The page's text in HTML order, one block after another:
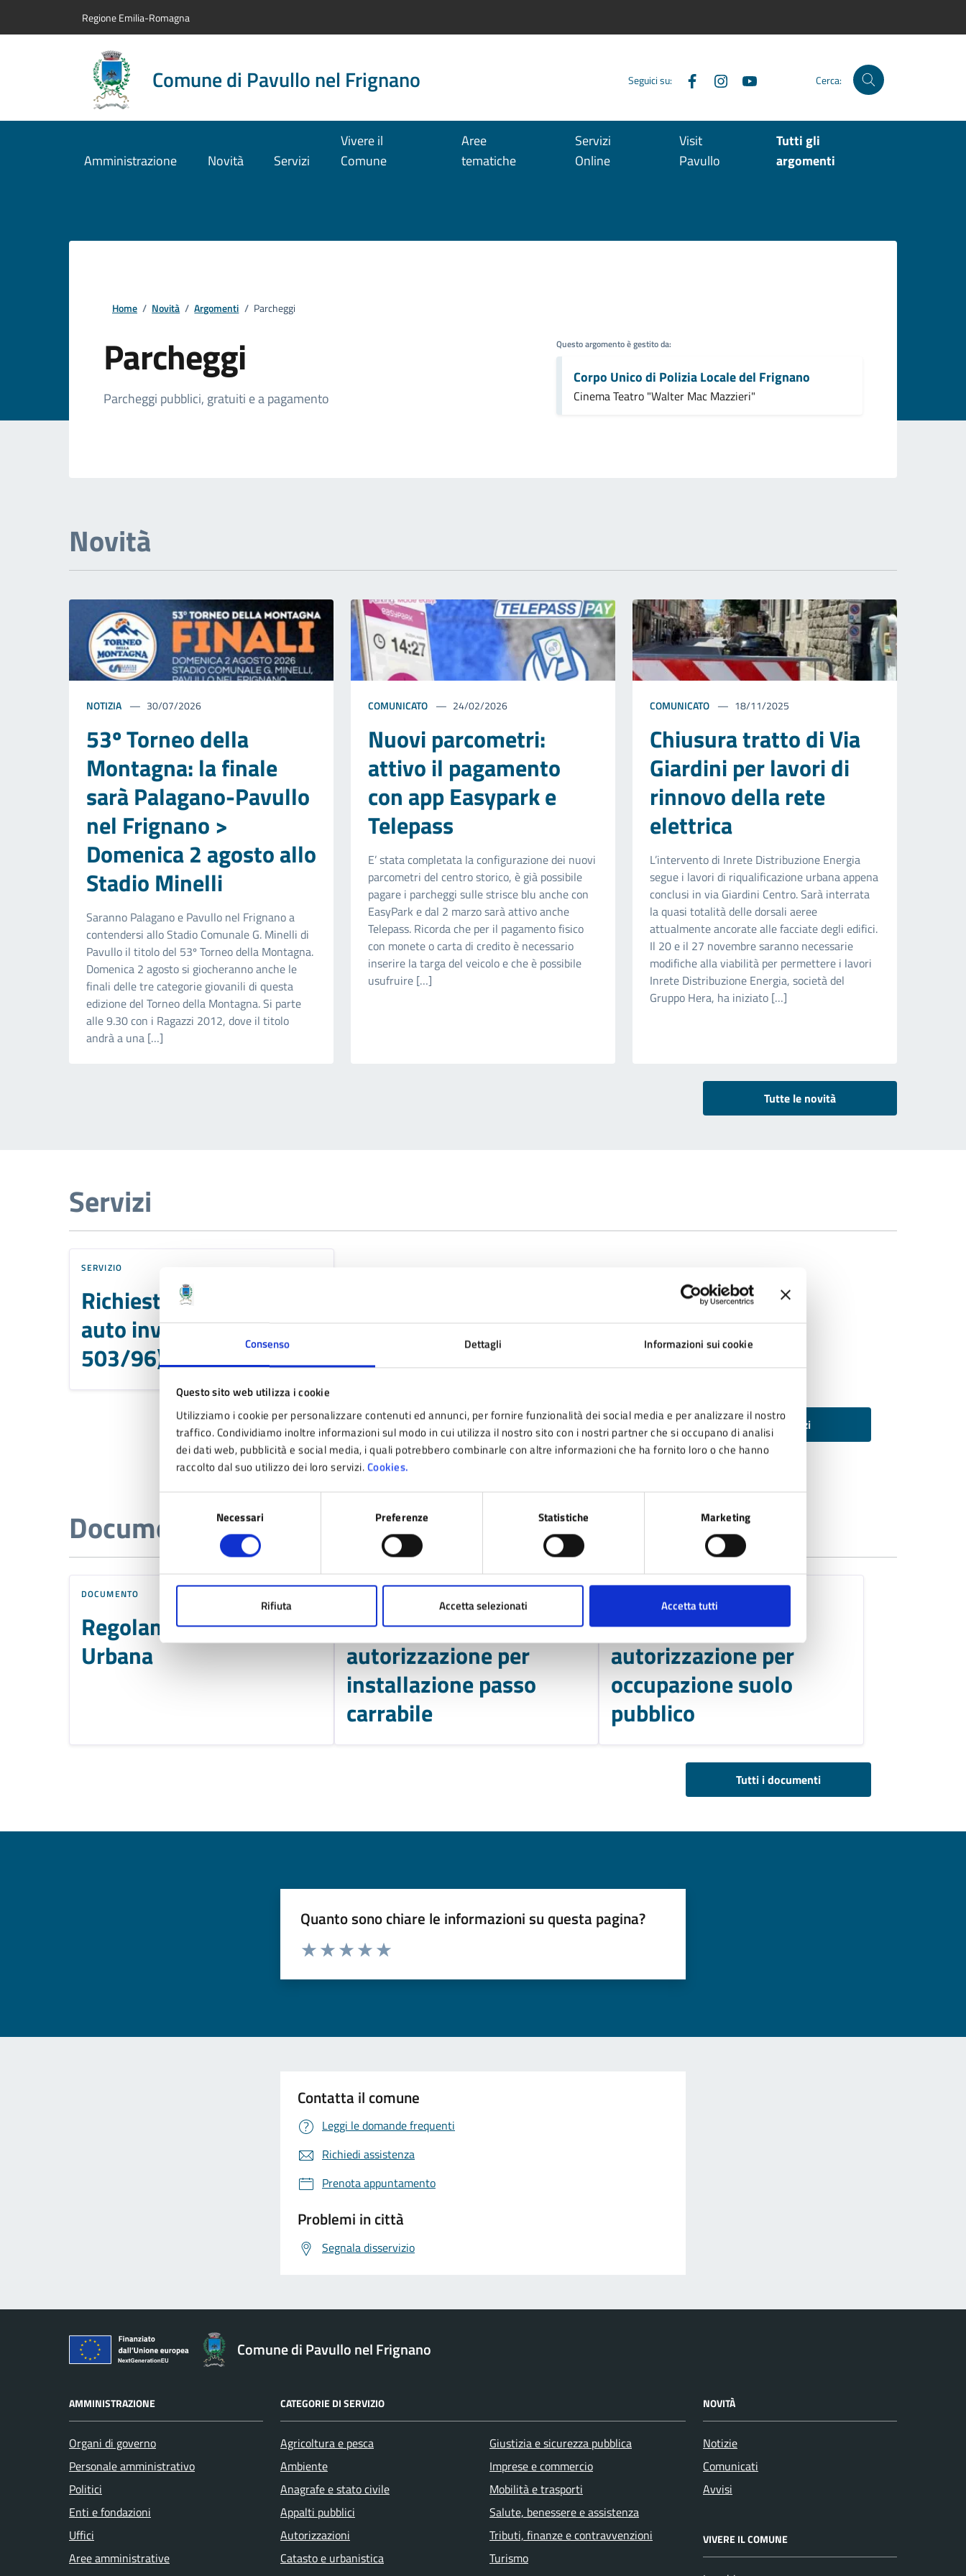
Consenso Dettagli Informazioni sui cookie
Questo sito web utilizza i cookie
Utilizziamo i cookie per personalizzare contenuti ed annunci, per fornire funzionalità dei social media e per analizzare il nostro
traffico. Condividiamo inoltre informazioni sul modo in cui utilizza il nostro sito con i nostri partner che si occupano di analisi
dei dati web, pubblicità e social media, i quali potrebbero combinarle con altre informazioni che ha fornito loro o che hanno
raccolto dal suo utilizzo dei loro servizi.Cookies.
consenso
Necessari Preferenze Statistiche Marketing
Rifiuta Accetta selezionati Accetta tutti
Regione Emilia-Romagna
Comune di Pavullo nel Frignano Seguici su: FacebookInstagram Cerca:
Amministrazione Novità Servizi
Vivere il
Comune
Aree
tematiche
Servizi
Online
Visit
Pavullo
Tutti gli
argomenti
Home / Novità / Argomenti / Parcheggi
Parcheggi
Parcheggi pubblici, gratuiti e a pagamento
Questo argomento è gestito da:
Corpo Unico di Polizia Locale del Frignano
Cinema Teatro "Walter Mac Mazzieri"
Novità
NOTIZIA 30/07/2026
53º Torneo della
Montagna: la finale
sarà Palagano-Pavullo
nel Frignano >
Domenica 2 agosto allo
Stadio Minelli
Saranno Palagano e Pavullo nel Frignano a
contendersi allo Stadio Comunale G. Minelli di
Pavullo il titolo del 53º Torneo della Montagna.
Domenica 2 agosto si giocheranno anche le
finali delle tre categorie giovanili di questa
edizione del Torneo della Montagna. Si parte
alle 9.30 con i Ragazzi 2012, dove il titolo
andrà a una […]
COMUNICATO 24/02/2026
Nuovi parcometri:
attivo il pagamento
con app Easypark e
Telepass
E’ stata completata la configurazione dei nuovi
parcometri del centro storico, è già possibile
pagare i parcheggi sulle strisce blu anche con
EasyPark e dal 2 marzo sarà attivo anche
Telepass. Ricorda che per il pagamento fisico
con monete o carta di credito è necessario
inserire la targa del veicolo e che è possibile
usufruire […]
COMUNICATO 18/11/2025
Chiusura tratto di Via
Giardini per lavori di
rinnovo della rete
elettrica
L’intervento di Inrete Distribuzione Energia
segue i lavori di riqualificazione urbana appena
conclusi in via Giardini Centro. Sarà interrata
la quasi totalità delle dorsali aeree
attualmente ancorate alle facciate degli edifici.
Il 20 e il 27 novembre saranno necessarie
modifiche alla viabilità per permettere i lavori
Inrete Distribuzione Energia, società del
Gruppo Hera, ha iniziato […]
Tutte le novità
Servizi
SERVIZIO
Richiesta contrassegno
auto invalidi (DPR
503/96)
Tutti i servizi
Documenti
DOCUMENTO
Regolamento di Polizia
Urbana
Richiesta di
autorizzazione per
installazione passo
carrabile
Richiesta di
autorizzazione per
occupazione suolo
pubblico
Tutti i documenti
Quanto sono chiare le informazioni su questa pagina?
Valuta da 1 a 5 stelle la pagina
Contatta il comune
Leggi le domande frequenti
Richiedi assistenza
Prenota appuntamento
Problemi in città
Segnala disservizio
Comune di Pavullo nel Frignano
AMMINISTRAZIONE
Organi di governo
Personale amministrativo
Politici
Enti e fondazioni
Uffici
Aree amministrative
CATEGORIE DI SERVIZIO
Agricoltura e pesca
Ambiente
Anagrafe e stato civile
Appalti pubblici
Autorizzazioni
Catasto e urbanistica
Giustizia e sicurezza pubblica
Imprese e commercio
Mobilità e trasporti
Salute, benessere e assistenza
Tributi, finanze e contravvenzioni
Turismo
NOVITÀ
Notizie
Comunicati
Avvisi
VIVERE IL COMUNE